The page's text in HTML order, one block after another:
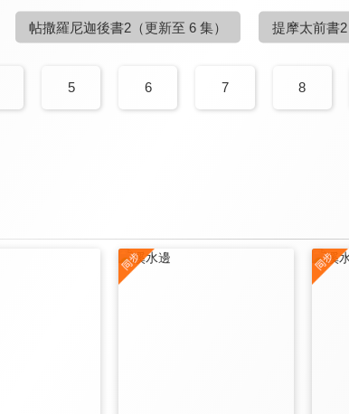
帖撒羅尼迦後書2 （更新至 6 集） 提摩太前書2
5 6 7 8